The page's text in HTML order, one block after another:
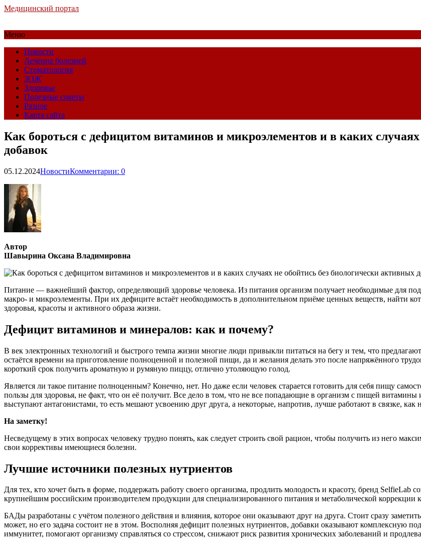
Медицинский портал
Меню
Новости
Лечение болезней
Стоматология
ЗОЖ
Здоровье
Полезные советы
Разное
Карта сайта
Как бороться с дефицитом витаминов и микроэлементов и в каких
добавок
05.12.2024НовостиКомментарии: 0
Автор
Шавырина Оксана Владимировна
Питание — важнейший фактор, определяющий здоровье человека. Из питания организм получает необходимые для
макро- и микроэлементы. При их дефиците встаёт необходимость в дополнительном приёме ценных веществ, найти
здоровья, красоты и активного образа жизни.
Дефицит витаминов и минералов: как и почему?
В век электронных технологий и быстрого темпа жизни многие люди привыкли питаться на бегу и тем, что
остаётся времени на приготовление полноценной и полезной пищи, да и желания делать это после напряжённого
короткий срок получить ароматную и румяную пиццу, отлично утоляющую голод.
Является ли такое питание полноценным? Конечно, нет. Но даже если человек старается готовить для себя пищу
пользы для здоровья, не факт, что он её получит. Все дело в том, что не все попадающие в организм с пищей
выступают антагонистами, то есть мешают усвоению друг друга, а некоторые, напротив, лучше работают в связке,
На заметку!
Несведущему в этих вопросах человеку трудно понять, как следует строить свой рацион, чтобы получить из него
свои коррективы имеющиеся болезни.
Лучшие источники полезных нутриентов
Для тех, кто хочет быть в форме, поддержать работу своего организма, продлить молодость и красоту, бренд SelfieLab
крупнейшим российским производителем продукции для специализированного питания и метаболической коррекции
БАДы разработаны с учётом полезного действия и влияния, которое они оказывают друг на друга. Стоит сразу
может, но его задача состоит не в этом. Восполняя дефицит полезных нутриентов, добавки оказывают комплексную
иммунитет, помогают организму справляться со стрессом, снижают риск развития хронических заболеваний и